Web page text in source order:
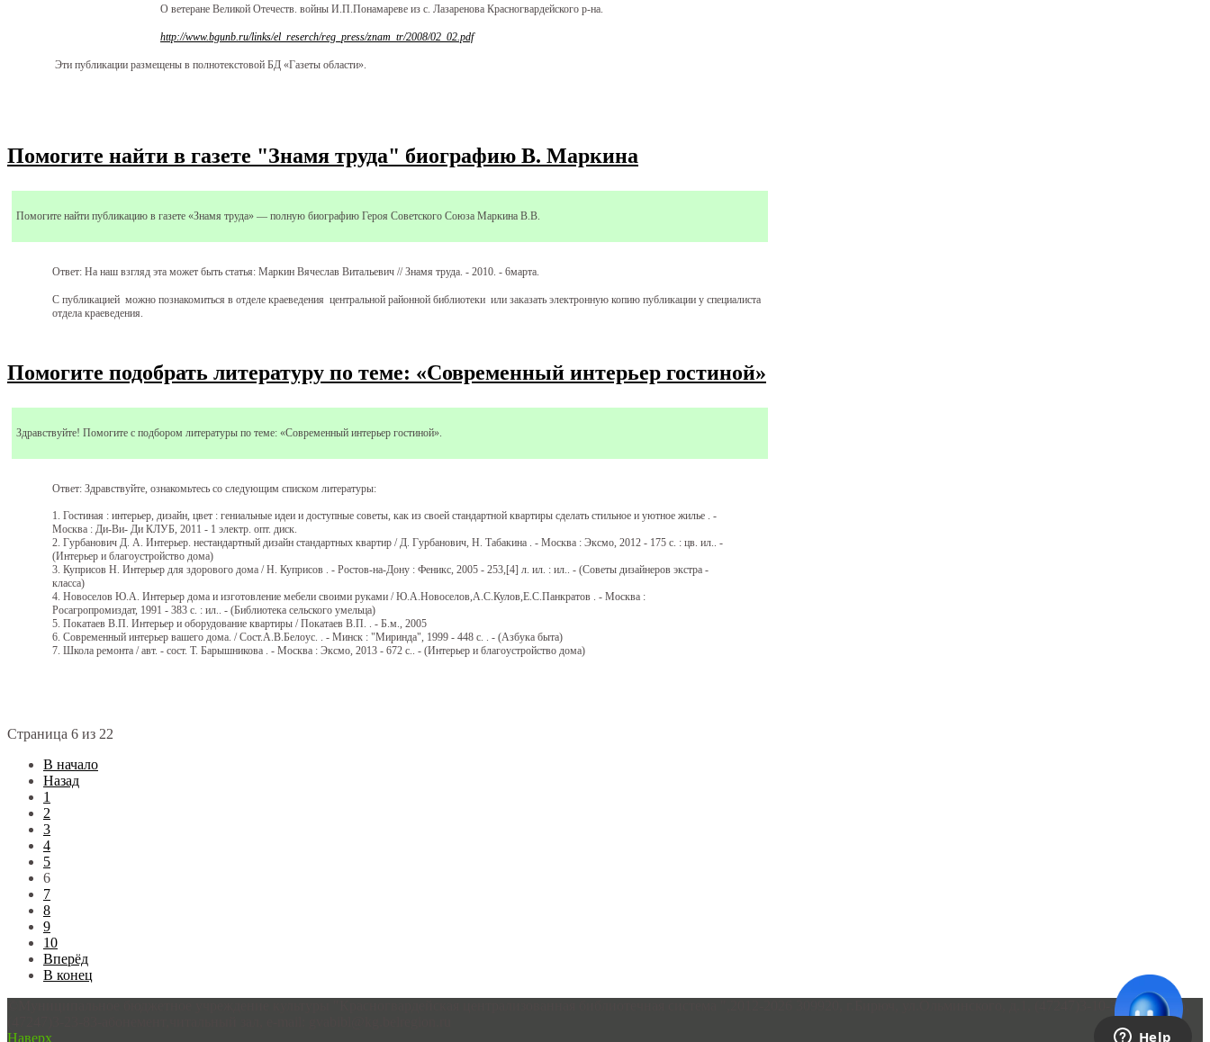
О ветеране Великой Отечеств. войны И.П.Понамареве из с. Лазаренова Красногвардейского р-на.
http://www.bgunb.ru/links/el_reserch/reg_press/znam_tr/2008/02_02.pdf
Эти публикации размещены в полнотекстовой БД «Газеты области».
Помогите найти в газете "Знамя труда" биографию В. Маркина
Помогите найти публикацию в газете «Знамя труда» — полную биографию Героя Советского Союза Маркина В.В.
Ответ: На наш взгляд эта может быть статья: Маркин Вячеслав Витальевич // Знамя труда. - 2010. - 6марта.
С публикацией можно познакомиться в отделе краеведения центральной районной библиотеки или заказать электронную копию публикации у специалиста
отдела краеведения.
Помогите подобрать литературу по теме: «Современный интерьер гостиной»
Здравствуйте! Помогите с подбором литературы по теме: «Современный интерьер гостиной».
Ответ: Здравствуйте, ознакомьтесь со следующим списком литературы:
1. Гостиная : интерьер, дизайн, цвет : гениальные идеи и доступные советы, как из своей стандартной квартиры сделать стильное и уютное жилье . -
Москва : Ди-Ви- Ди КЛУБ, 2011 - 1 электр. опт. диск.
2. Гурбанович Д. А. Интерьер. нестандартный дизайн стандартных квартир / Д. Гурбанович, Н. Табакина . - Москва : Эксмо, 2012 - 175 с. : цв. ил.. -
(Интерьер и благоустройство дома)
3. Куприсов Н. Интерьер для здорового дома / Н. Куприсов . - Ростов-на-Дону : Феникс, 2005 - 253,[4] л. ил. : ил.. - (Советы дизайнеров экстра -
класса)
4. Новоселов Ю.А. Интерьер дома и изготовление мебели своими руками / Ю.А.Новоселов,А.С.Кулов,Е.С.Панкратов . - Москва :
Росагропромиздат, 1991 - 383 с. : ил.. - (Библиотека сельского умельца)
5. Покатаев В.П. Интерьер и оборудование квартиры / Покатаев В.П. . - Б.м., 2005
6. Современный интерьер вашего дома. / Сост.А.В.Белоус. . - Минск : "Миринда", 1999 - 448 с. . - (Азбука быта)
7. Школа ремонта / авт. - сост. Т. Барышникова . - Москва : Эксмо, 2013 - 672 с.. - (Интерьер и благоустройство дома)
Страница 6 из 22
В начало
Назад
1
2
3
4
5
6
7
8
9
10
Вперёд
В конец
©Муниципальное бюджетное учреждение культуры "Красногвардейская централизованная библиотечная система ",2012-2026 309920, г.Бирюч, ул.Ольминского, д.1, (47247)3-10-34-директор,
Наверх